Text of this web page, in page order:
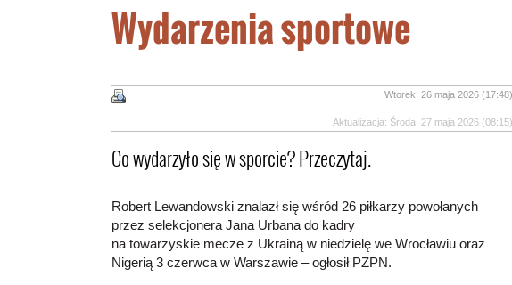
Wydarzenia sportowe
Wtorek, 26 maja 2026 (17:48)
Aktualizacja: Środa, 27 maja 2026 (08:15)
Co wydarzyło się w sporcie? Przeczytaj.
Robert Lewandowski znalazł się wśród 26 piłkarzy powołanych
przez selekcjonera Jana Urbana do kadry
na towarzyskie mecze z Ukrainą w niedzielę we Wrocławiu oraz
Nigerią 3 czerwca w Warszawie – ogłosił PZPN.